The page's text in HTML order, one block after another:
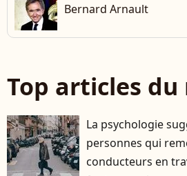
Bernard Arnault
Top articles du
La psychologie
personnes qui
conducteurs en